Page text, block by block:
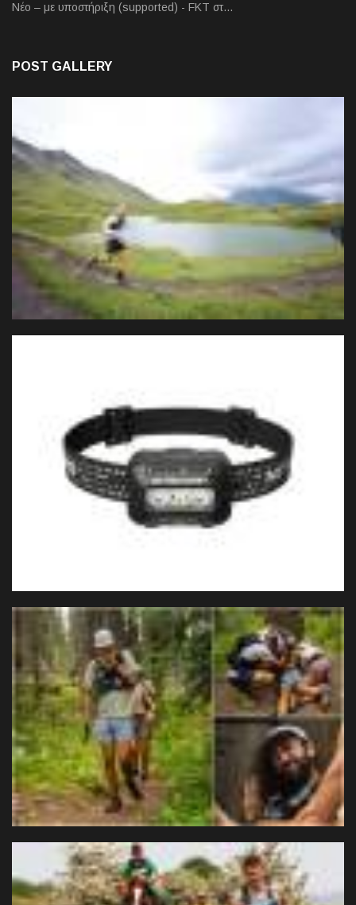
Νέο – με υποστήριξη (supported) - FKT στ…
POST GALLERY